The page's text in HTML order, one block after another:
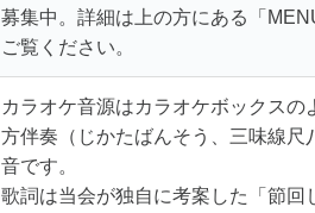
募集中。詳細は上の方にある「
ご覧ください。
カラオケ音源はカラオケボックスの
方伴奏（じかたばんそう、三味線尺
音です。
歌詞は当会が独自に考案した「節回